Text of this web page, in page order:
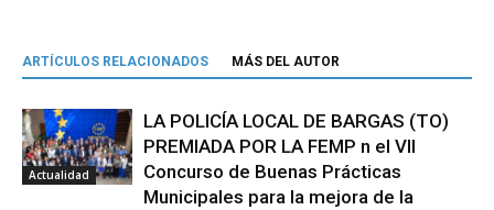
ARTÍCULOS RELACIONADOS MÁS DEL AUTOR
Actualidad
LA POLICÍA LOCAL DE BARGAS (TO)
PREMIADA POR LA FEMP n el VII
Concurso de Buenas Prácticas
Municipales para la mejora de la